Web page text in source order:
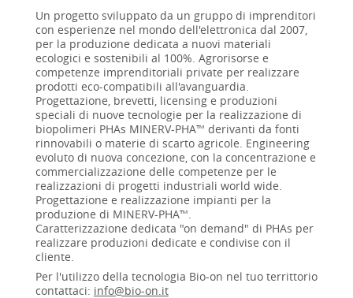
Un progetto sviluppato da un gruppo di imprenditori
con esperienze nel mondo dell'elettronica dal 2007,
per la produzione dedicata a nuovi materiali
ecologici e sostenibili al 100%. Agrorisorse e
competenze imprenditoriali private per realizzare
prodotti eco-compatibili all'avanguardia.
Progettazione, brevetti, licensing e produzioni
speciali di nuove tecnologie per la realizzazione di
biopolimeri PHAs MINERV-PHA™ derivanti da fonti
rinnovabili o materie di scarto agricole. Engineering
evoluto di nuova concezione, con la concentrazione e
commercializzazione delle competenze per le
realizzazioni di progetti industriali world wide.
Progettazione e realizzazione impianti per la
produzione di MINERV-PHA™.
Caratterizzazione dedicata "on demand" di PHAs per
realizzare produzioni dedicate e condivise con il
cliente.
Per l'utilizzo della tecnologia Bio-on nel tuo territtorio
contattaci: info@bio-on.it